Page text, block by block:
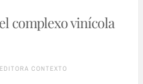
complexo vinícola
EDITORA CONTEXTO